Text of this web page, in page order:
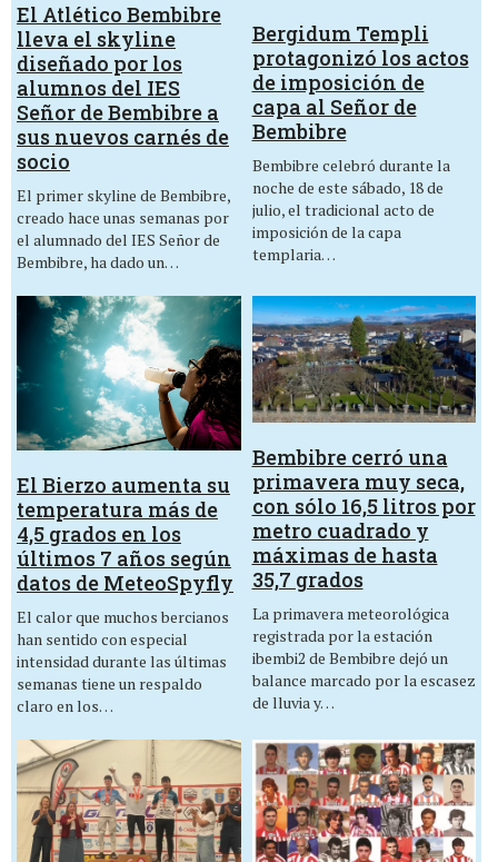
El Atlético Bembibre
lleva el skyline
diseñado por los
alumnos del IES
Señor de Bembibre a
sus nuevos carnés de
socio
El primer skyline de Bembibre,
creado hace unas semanas por
el alumnado del IES Señor de
Bembibre, ha dado un…
Bergidum Templi
protagonizó los actos
de imposición de
capa al Señor de
Bembibre
Bembibre celebró durante la
noche de este sábado, 18 de
julio, el tradicional acto de
imposición de la capa
templaria…
El Bierzo aumenta su
temperatura más de
4,5 grados en los
últimos 7 años según
datos de MeteoSpyfly
El calor que muchos bercianos
han sentido con especial
intensidad durante las últimas
semanas tiene un respaldo
claro en los…
Bembibre cerró una
primavera muy seca,
con sólo 16,5 litros por
metro cuadrado y
máximas de hasta
35,7 grados
La primavera meteorológica
registrada por la estación
ibembi2 de Bembibre dejó un
balance marcado por la escasez
de lluvia y…